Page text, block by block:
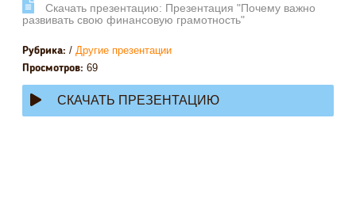
Cкачать презентацию: Презентация "Почему важно
развивать свою финансовую грамотность"
Рубрика: / Другие презентации
Просмотров: 69
СКАЧАТЬ ПРЕЗЕНТАЦИЮ